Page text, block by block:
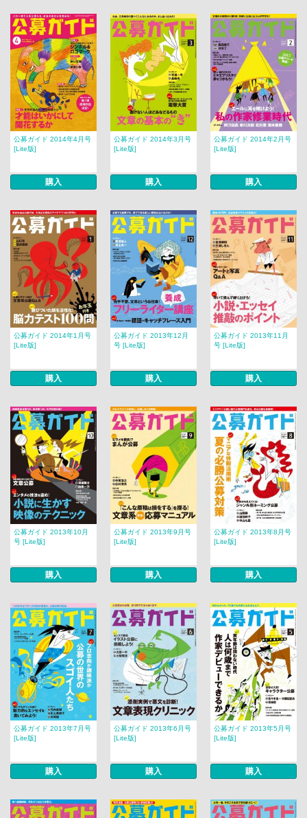
公募ガイド 2014年4月号
[Lite版]
購入
公募ガイド 2014年3月号
[Lite版]
購入
公募ガイド 2014年2月号
[Lite版]
購入
公募ガイド 2014年1月号
[Lite版]
購入
公募ガイド 2013年12月
号 [Lite版]
購入
公募ガイド 2013年11月
号 [Lite版]
購入
公募ガイド 2013年10月
号 [Lite版]
購入
公募ガイド 2013年9月号
[Lite版]
購入
公募ガイド 2013年8月号
[Lite版]
購入
公募ガイド 2013年7月号
[Lite版]
購入
公募ガイド 2013年6月号
[Lite版]
購入
公募ガイド 2013年5月号
[Lite版]
購入